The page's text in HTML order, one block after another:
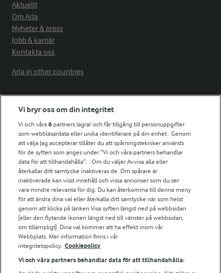
Aktuellt
Om Arla
Nyheter & press
Jobb & karriär
Kontakta oss
Arla in other countries
Fler Arlasajter
För ägare
Arlas kundportal
Arla.com
Falbygdens Ost
Arla webbshop
Bildbank
Följ oss
Vi bryr oss om din integritet
Vi och våra6 partners lagrar och får tillgång till personuppgifter
som webbläsardata eller unika identifierare på din enhet . Genom
att välja Jag accepterar tillåter du att spårningstekniker används
för de syften som anges under ”Vi och våra partners behandlar
data för att tillhandahålla”. . Om du väljer Avvisa alla eller
återkallar ditt samtycke inaktiveras de. Om spårare är
inaktiverade kan visst innehåll och vissa annonser som du ser
vara mindre relevanta för dig. Du kan återkomma till denna meny
för att ändra dina val eller återkalla ditt samtycke när som helst
genom att klicka på länken Visa syften längst ned på webbsidan
[eller den flytande ikonen längst ned till vänster på webbsidan,
om tillämpligt]. Dina val kommer att ha effekt inom vår
Webbplats. Mer information finns i vår
integritetspolicy. Cookiepolicy
Vi och våra partners behandlar data för att tillhandahålla: